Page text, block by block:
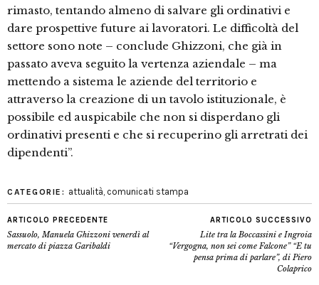
rimasto, tentando almeno di salvare gli ordinativi e
dare prospettive future ai lavoratori. Le difficoltà del
settore sono note – conclude Ghizzoni, che già in
passato aveva seguito la vertenza aziendale – ma
mettendo a sistema le aziende del territorio e
attraverso la creazione di un tavolo istituzionale, è
possibile ed auspicabile che non si disperdano gli
ordinativi presenti e che si recuperino gli arretrati dei
dipendenti”.
CATEGORIE: attualità, comunicati stampa
ARTICOLO PRECEDENTE
Sassuolo, Manuela Ghizzoni venerdì al
mercato di piazza Garibaldi
ARTICOLO SUCCESSIVO
Lite tra la Boccassini e Ingroia
“Vergogna, non sei come Falcone” “E tu
pensa prima di parlare”, di Piero
Colaprico